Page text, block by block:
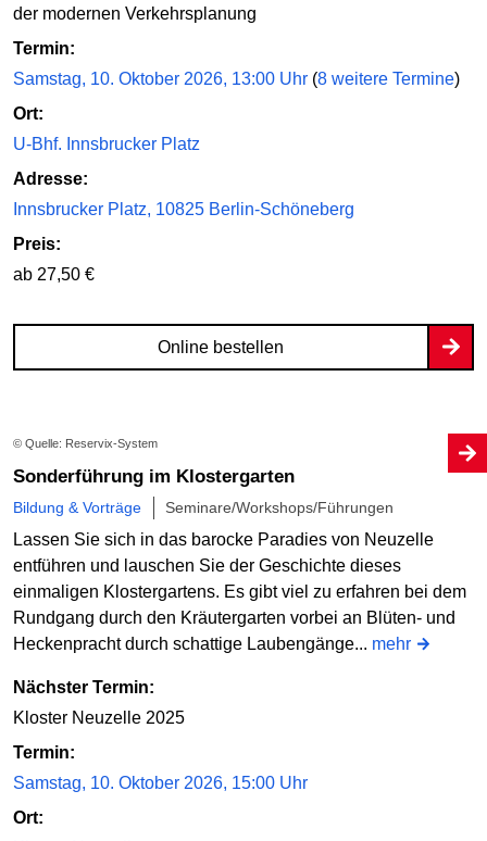
der modernen Verkehrsplanung
Termin:
Samstag, 10. Oktober 2026, 13:00 Uhr (8 weitere Termine)
Ort:
U-Bhf. Innsbrucker Platz
Adresse:
Innsbrucker Platz, 10825 Berlin-Schöneberg
Preis:
ab 27,50 €
Online bestellen
© Quelle: Reservix-System
Sonderführung im Klostergarten
Bildung & Vorträge Seminare/Workshops/Führungen
Lassen Sie sich in das barocke Paradies von Neuzelle
entführen und lauschen Sie der Geschichte dieses
einmaligen Klostergartens. Es gibt viel zu erfahren bei dem
Rundgang durch den Kräutergarten vorbei an Blüten- und
Heckenpracht durch schattige Laubengänge... mehr
Nächster Termin:
Kloster Neuzelle 2025
Termin:
Samstag, 10. Oktober 2026, 15:00 Uhr
Ort: